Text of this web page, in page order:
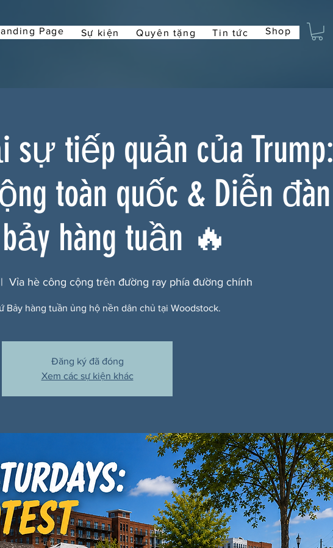
Page Sự kiện Quyên tặng Tin tức Shop
sự tiếp quản của Trump:
toàn quốc & Diễn đàn
hàng tuần 🔥
Vỉa hè công cộng trên đường ray phía đường chính
Bảy hàng tuần ủng hộ nền dân chủ tại Woodstock.
Đăng ký đã đóng
Xem các sự kiện khác